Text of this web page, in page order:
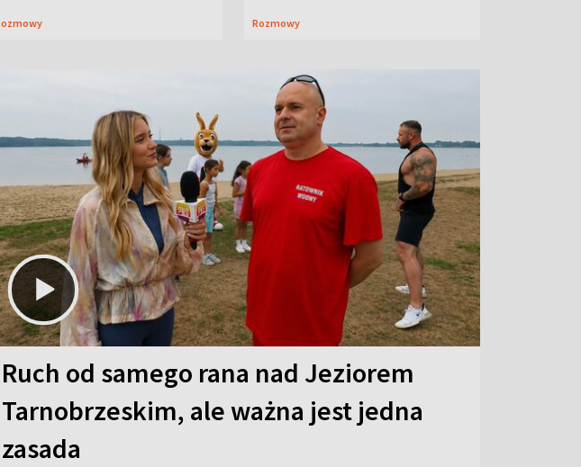
Rozmowy Rozmowy
Ruch od samego rana nad Jeziorem
Tarnobrzeskim, ale ważna jest jedna
zasada